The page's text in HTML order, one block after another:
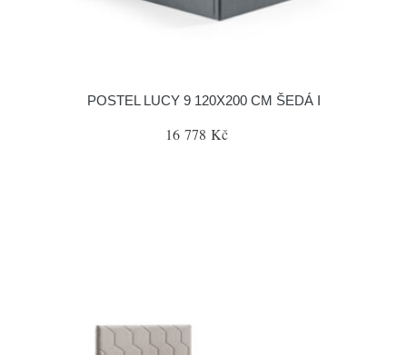
POSTEL LUCY 9 120X200 CM ŠEDÁ I
16 778 Kč